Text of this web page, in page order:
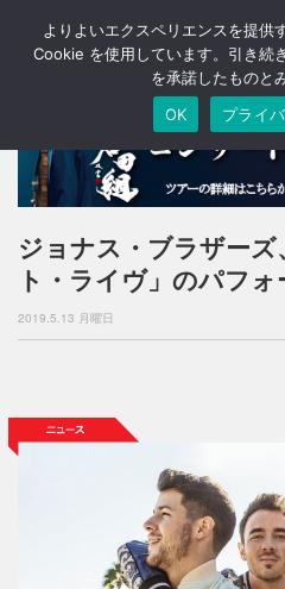
ジョナス・ブラザー
ト・ライヴ」のパフ
2019.5.13 月曜日
よりよいエクスペリエンスを提供
Cookie を使用しています。引き続
を承諾したものと
OK
プライ